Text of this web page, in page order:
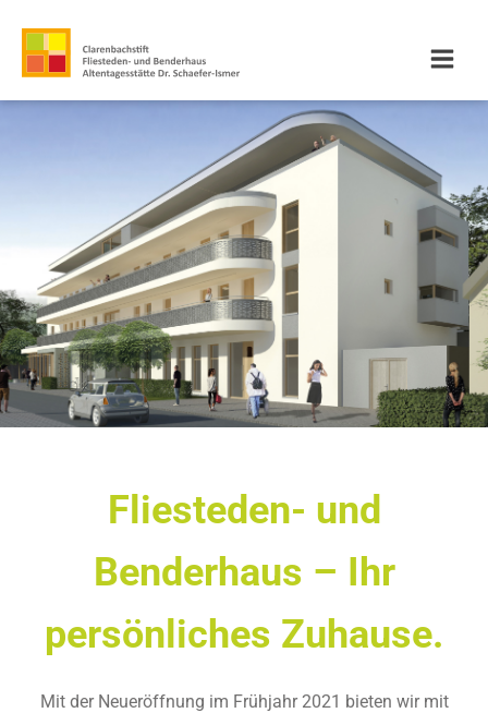
Fliesteden- und
Benderhaus – Ihr
persönliches Zuhause.
Mit der Neueröffnung im Frühjahr 2021 bieten wir mit